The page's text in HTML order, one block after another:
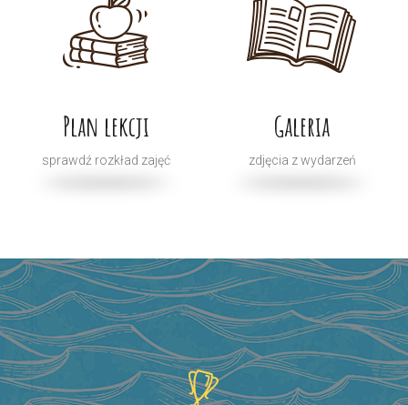
Plan lekcji
sprawdź rozkład zajęć
Galeria
zdjęcia z wydarzeń